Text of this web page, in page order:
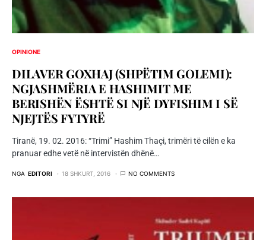
OPINIONE
DILAVER GOXHAJ (SHPËTIM GOLEMI):
NGJASHMËRIA E HASHIMIT ME
BERISHËN ËSHTË SI NJË DYFISHIM I SË
NJEJTËS FYTYRË
Tiranë, 19. 02. 2016: “Trimi” Hashim Thaçi, trimëri të cilën e ka
pranuar edhe vetë në intervistën dhënë…
NGA EDITORI 18 SHKURT, 2016 NO COMMENTS